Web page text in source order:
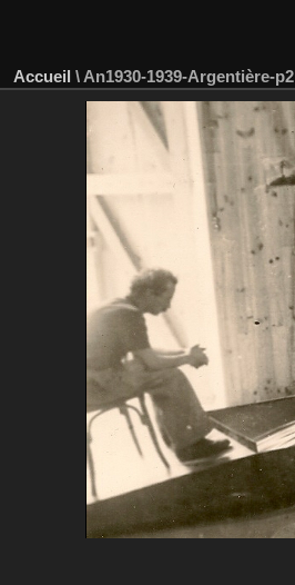
Accueil \ An1930-1939-Argentière-p2